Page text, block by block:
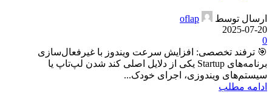
ارسال توسط
oflap
2025-07-20
0
🎯 ترفند تخصصی: افزایش سرعت ویندوز با غیرفعال‌سازی
برنامه‌های Startup یکی از دلایل اصلی کند شدن لپ‌تاپ یا
سیستم‌های ویندوزی، اجرای خودک...
ادامه مطلب